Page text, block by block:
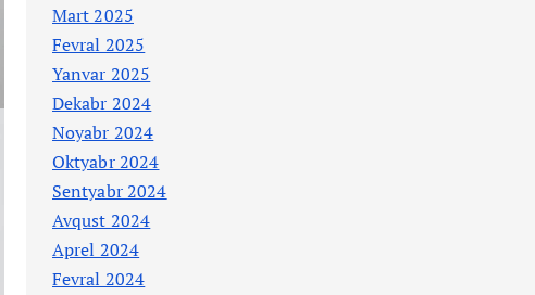
Mart 2025
Fevral 2025
Yanvar 2025
Dekabr 2024
Noyabr 2024
Oktyabr 2024
Sentyabr 2024
Avqust 2024
Aprel 2024
Fevral 2024